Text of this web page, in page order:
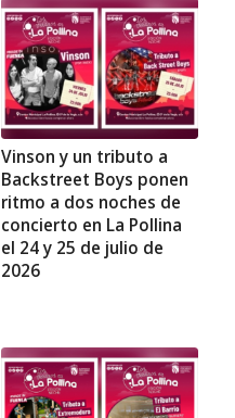
Vinson y un tributo a
Backstreet Boys ponen
ritmo a dos noches de
concierto en La Pollina
el 24 y 25 de julio de
2026